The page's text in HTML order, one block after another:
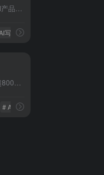
能工具的网站
写作
# AIGC工具